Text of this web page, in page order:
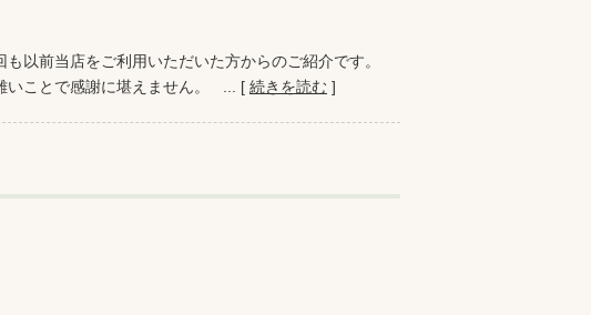
以前当店をご利用いただいた方からのご紹介です。
いことで感謝に堪えません。 ... [ 続きを読む ]